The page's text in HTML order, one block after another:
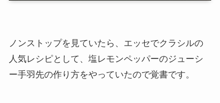
ノンストップを見ていたら、エッセでクラシルの
人気レシピとして、塩レモンペッパーのジューシ
ー手羽先の作り方をやっていたので覚書です。